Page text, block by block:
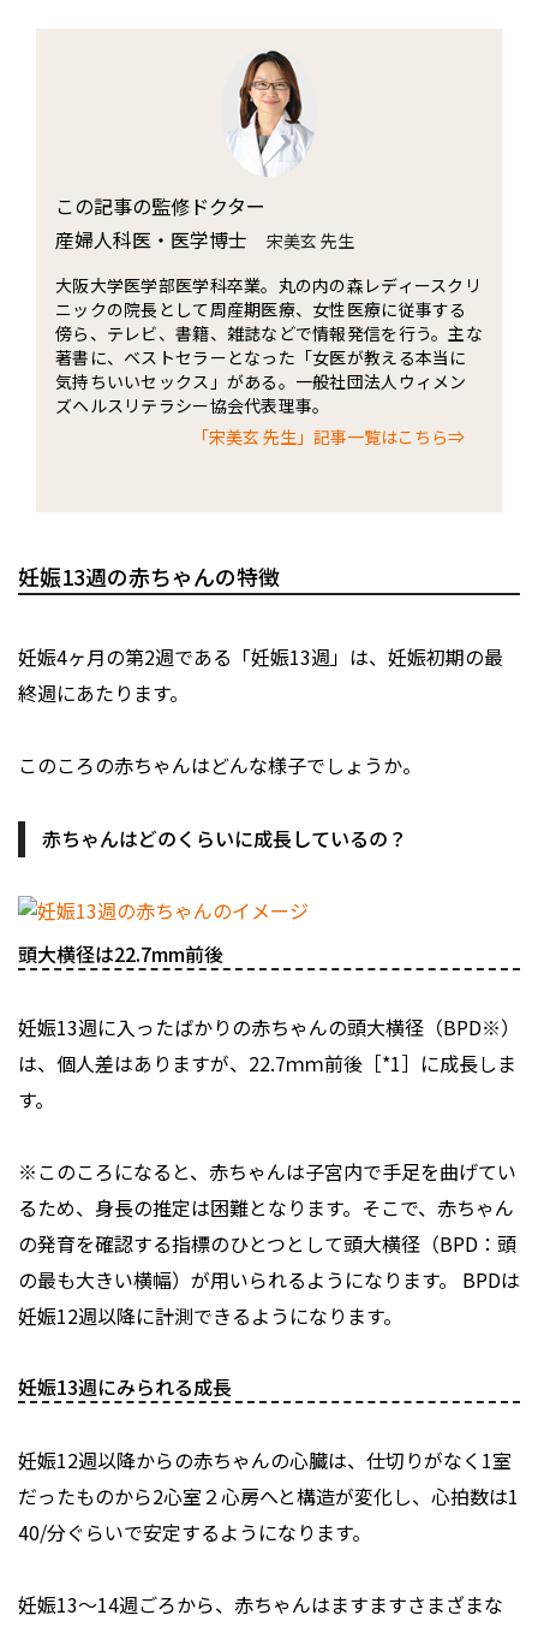
この記事の監修ドクター
産婦人科医・医学博士 宋美玄 先生
大阪大学医学部医学科卒業。丸の内の森レディースクリ
ニックの院長として周産期医療、女性医療に従事する
傍ら、テレビ、書籍、雑誌などで情報発信を行う。主な
著書に、ベストセラーとなった「女医が教える本当に
気持ちいいセックス」がある。一般社団法人ウィメン
ズヘルスリテラシー協会代表理事。
「宋美玄 先生」記事一覧はこちら⇒
妊娠13週の赤ちゃんの特徴
妊娠4ヶ月の第2週である「妊娠13週」は、妊娠初期の最
終週にあたります。
このころの赤ちゃんはどんな様子でしょうか。
赤ちゃんはどのくらいに成長しているの？
頭大横径は22.7mm前後
妊娠13週に入ったばかりの赤ちゃんの頭大横径（BPD※）
は、個人差はありますが、22.7ｍｍ前後［*1］に成長しま
す。
※このころになると、赤ちゃんは子宮内で手足を曲げてい
るため、身長の推定は困難となります。そこで、赤ちゃん
の発育を確認する指標のひとつとして頭大横径（BPD：頭
の最も大きい横幅）が用いられるようになります。 BPDは
妊娠12週以降に計測できるようになります。
妊娠13週にみられる成長
妊娠12週以降からの赤ちゃんの心臓は、仕切りがなく1室
だったものから2心室２心房へと構造が変化し、心拍数は1
40/分ぐらいで安定するようになります。
妊娠13～14週ごろから、赤ちゃんはますますさまざまな